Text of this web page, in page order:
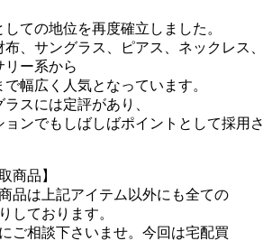
しての地位を再度確立しました。
、サングラス、ピアス、ネックレス、
リー系から
幅広く人気となっています。
スには定評があり、
ョンでもしばしばポイントとして採用さ
商品】
品は上記アイテム以外にも全ての
しております。
ご相談下さいませ。今回は宅配買